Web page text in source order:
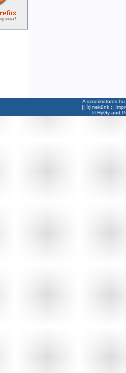
A
|| Írj nekünk ::
©HyGyand